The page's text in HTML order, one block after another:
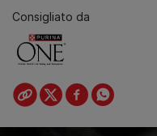
Consigliato da